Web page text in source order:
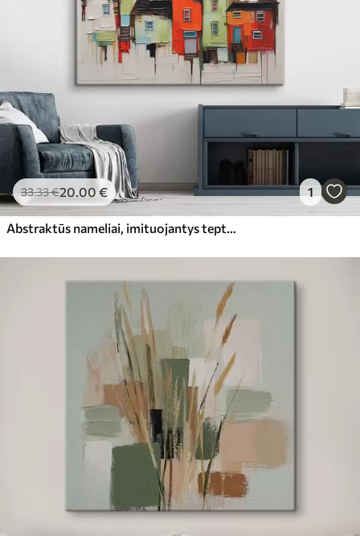
33.33€20.00 € 1
Abstraktūs nameliai, imituojantys teptuko potėpį